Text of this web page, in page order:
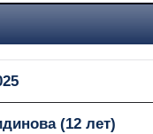
(12 лет)